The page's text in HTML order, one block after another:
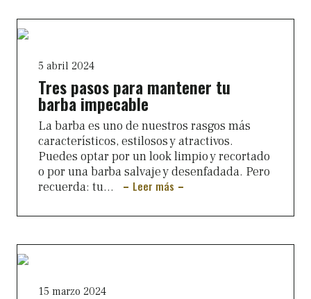
5 abril 2024
Tres pasos para mantener tu
barba impecable
La barba es uno de nuestros rasgos más
característicos, estilosos y atractivos.
Puedes optar por un look limpio y recortado
o por una barba salvaje y desenfadada. Pero
recuerda: tu...
Leer más
15 marzo 2024